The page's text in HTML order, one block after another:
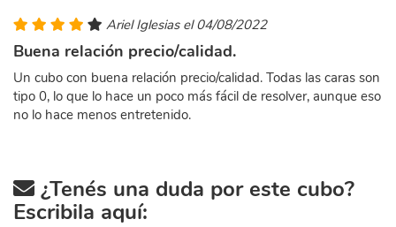
Ariel Iglesias el 04/08/2022
Buena relación precio/calidad.
Un cubo con buena relación precio/calidad. Todas las caras son
tipo 0, lo que lo hace un poco más fácil de resolver, aunque eso
no lo hace menos entretenido.
¿Tenés una duda por este cubo?
Escribila aquí: